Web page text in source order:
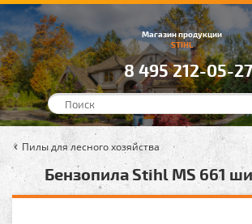
Магазин продукции
STIHL
8 495 212-05-27
Пилы для лесного хозяйства
Бензопила Stihl MS 661